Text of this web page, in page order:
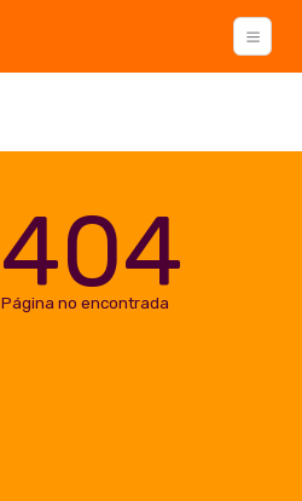
404
Página no encontrada